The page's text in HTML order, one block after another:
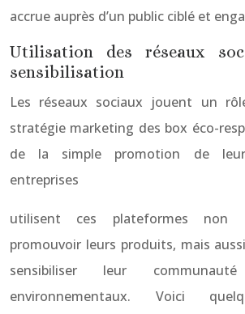
accrue auprès d’un public ciblé et
Utilisation des réseaux
sensibilisation
Les réseaux sociaux jouent un
stratégie marketing des box éco-
de la simple promotion de
entreprises
utilisent ces plateformes non
promouvoir leurs produits, mais
sensibiliser leur
environnementaux. Voici